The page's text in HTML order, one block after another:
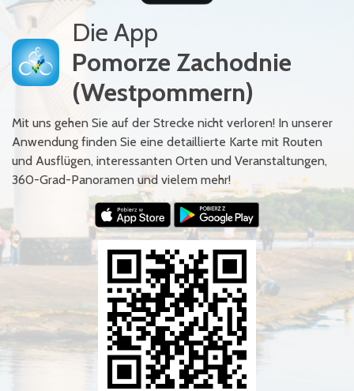
Die App
Pomorze Zachodnie
(Westpommern)
Mit uns gehen Sie auf der Strecke nicht verloren! In unserer
Anwendung finden Sie eine detaillierte Karte mit Routen
und Ausflügen, interessanten Orten und Veranstaltungen,
360-Grad-Panoramen und vielem mehr!